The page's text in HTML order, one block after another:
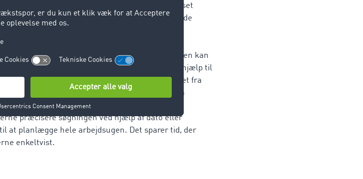
og mulighed for at oprette skabeloner. Uanset
fra TimoComs Update Pool er det både
for brugerne. Ordregivere fra
fragttilbud endnu mere præcist ved at angive
ved vognmanden med det samme, om turen kan
spørgsmål og telefonopkald, hvilket igen er en hjælp til
en stor forskel at alle detaljerne er præciseret fra
kapacitets- og fragttilbud at vælge imellem på
fragt- og kapacitetssøgning er endnu en
præcisere søgningen ved hjælp af dato eller
at planlægge hele arbejdsugen. Det sparer tid, der
enkeltvist.